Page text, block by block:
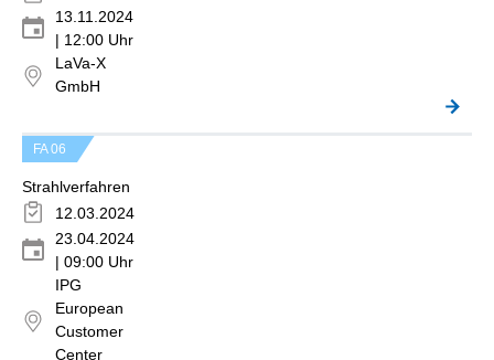
13.11.2024
| 12:00 Uhr
LaVa-X
GmbH
FA 06
Strahlverfahren
12.03.2024
23.04.2024
| 09:00 Uhr
IPG
European
Customer
Center